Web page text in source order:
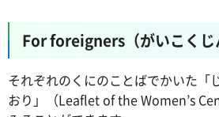
For foreigners （がいこく
それぞれのくにのことばでかいた「
おり」（Leaflet of the Women’s